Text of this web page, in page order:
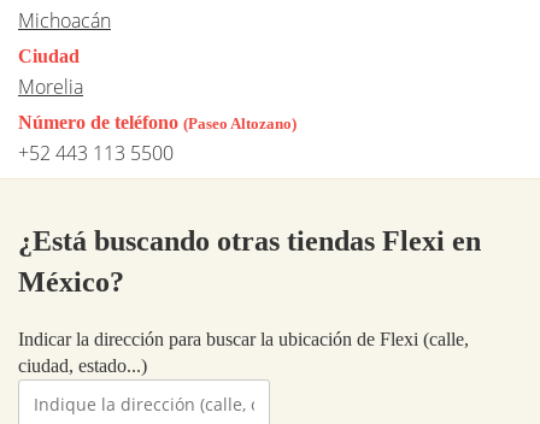
Michoacán
Ciudad
Morelia
Número de teléfono (Paseo Altozano)
+52 443 113 5500
¿Está buscando otras tiendas Flexi en
México?
Indicar la dirección para buscar la ubicación de Flexi (calle,
ciudad, estado...)